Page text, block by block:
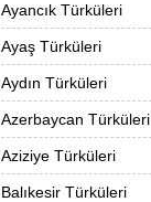
Ayancık Türküleri
Ayaş Türküleri
Aydın Türküleri
Azerbaycan Türküleri
Aziziye Türküleri
Balıkesir Türküleri